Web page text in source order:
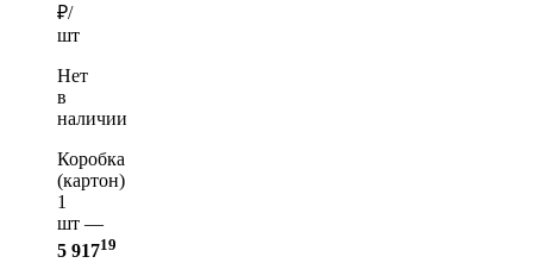
₽/
шт
Нет
в
наличии
Коробка
(картон)
1
шт —
5 91719